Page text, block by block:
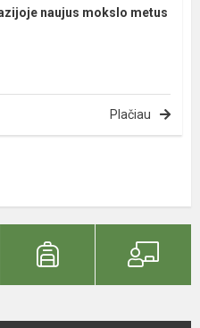
naujus mokslo metus
Plačiau